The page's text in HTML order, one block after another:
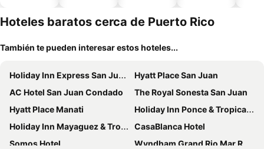
mascotas
Hoteles baratos cerca de Puerto Rico
También te pueden interesar estos hoteles...
Holiday Inn Express San Juan Condado By Ihg
Hyatt Place San Juan
AC Hotel San Juan Condado
The Royal Sonesta San Juan
Hyatt Place Manati
Holiday Inn Ponce & Tropical Casino By Ihg
Holiday Inn Mayaguez & Tropical Casino By Ihg
CasaBlanca Hotel
Somos Hotel
Wyndham Grand Rio Mar Rainforest Beach and Golf Resort